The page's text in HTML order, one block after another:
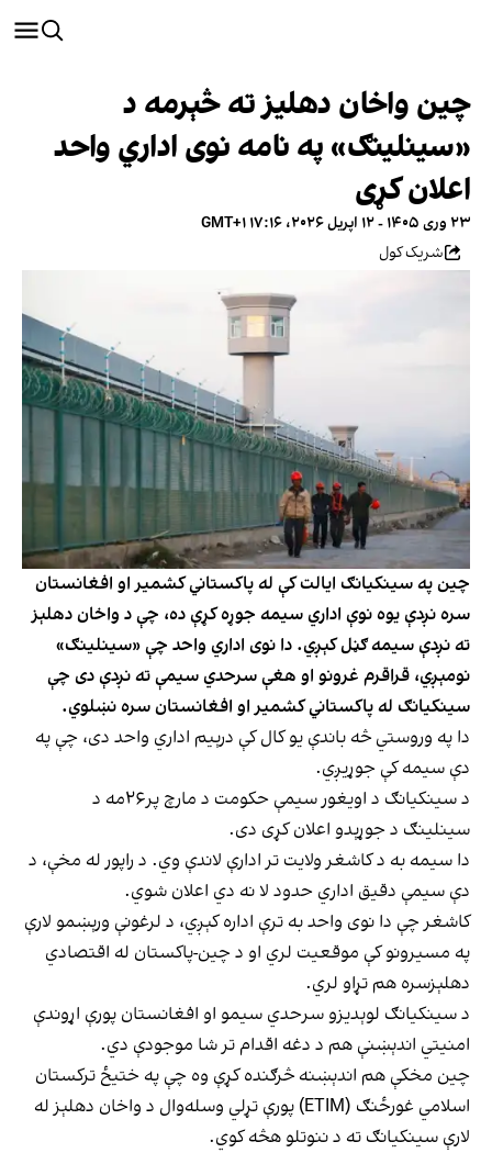
چین واخان دهلیز ته څېرمه د
«سینلینګ» په نامه نوی اداري واحد
اعلان کړی
۲۳ وری ۱۴۰۵ - ۱۲ اپریل ۲۰۲۶، ۱۷:۱۶ GMT+۱
شریک کول
چین په سینکیانګ ایالت کې له پاکستاني کشمیر او افغانستان
سره نږدې یوه نوې اداري سیمه جوړه کړې ده، چې د واخان دهلېز
ته نږدې سیمه ګڼل کېږي. دا نوی اداري واحد چې «سینلینګ»
نومېږي، قراقرم غرونو او هغې سرحدي سیمې ته نږدې دی چې
سینکیانګ له پاکستاني کشمیر او افغانستان سره نښلوي.
دا په وروستي څه باندې یو کال کې درېیم اداري واحد دی، چې په
دې سیمه کې جوړیږي.
د سینکیانګ د اویغور سیمې حکومت د مارچ پر۲۶مه د
سینلینګ د جوړېدو اعلان کړی دی.
دا سیمه به د کاشغر ولایت تر ادارې لاندې وي. د راپور له مخې، د
دې سیمې دقیق اداري حدود لا نه دي اعلان شوي.
کاشغر چې دا نوی واحد به ترې اداره کېږي، د لرغونې ورېښمو لارې
په مسیرونو کې موقعیت لري او د چین-پاکستان له اقتصادي
دهلېزسره هم تړاو لري.
د سینکیانګ لوېدیزو سرحدي سیمو او افغانستان پورې اړوندې
امنیتي اندېښنې هم د دغه اقدام تر شا موجودې دي.
چین مخکې هم اندېښنه څرګنده کړې وه چې په ختیځ ترکستان
اسلامي غورځنګ (ETIM) پورې تړلي وسله‌وال د واخان دهلېز له
لارې سینکیانګ ته د ننوتلو هڅه کوي.